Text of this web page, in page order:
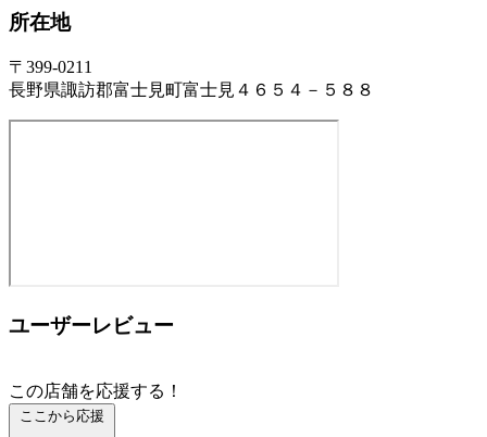
所在地
〒399-0211
長野県諏訪郡富士見町富士見４６５４－５８８
ユーザーレビュー
この店舗を応援する！
ここから応援